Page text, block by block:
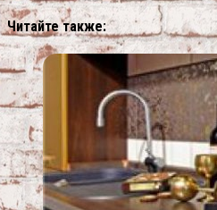
Читайте также: